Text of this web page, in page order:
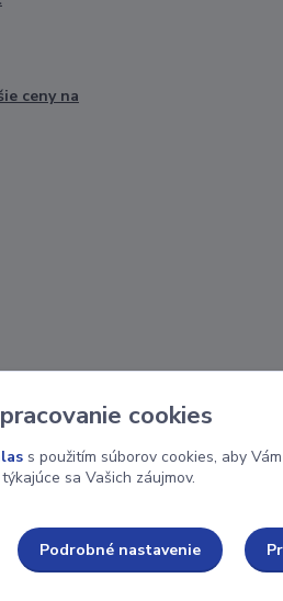
cookies
s použitím súborov cookies, aby
týkajúce sa Vašich záujmov.
Podrobné nastavenie